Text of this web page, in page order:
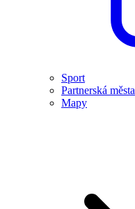
Sport
Partnerská města
Mapy